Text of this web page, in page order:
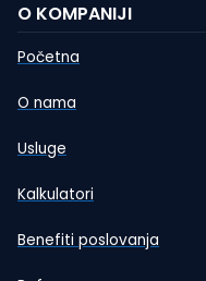
O KOMPANIJI
Početna
O nama
Usluge
Kalkulatori
Benefiti poslovanja